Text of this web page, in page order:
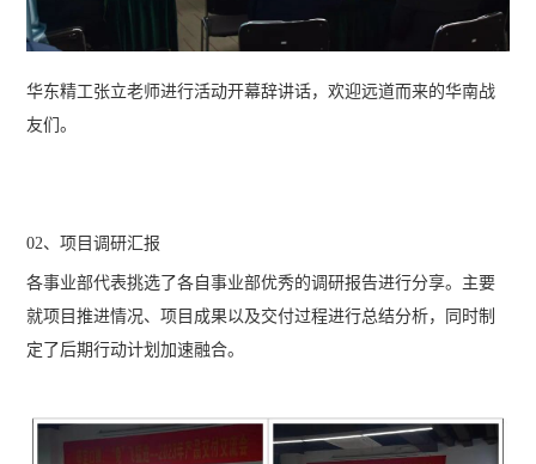
华东精工张立老师进行活动开幕辞讲话，欢迎远道而来的华南战
友们。
02、项目调研汇报
各事业部代表挑选了各自事业部优秀的调研报告进行分享。主要
就项目推进情况、项目成果以及交付过程进行总结分析，同时制
定了后期行动计划加速融合。